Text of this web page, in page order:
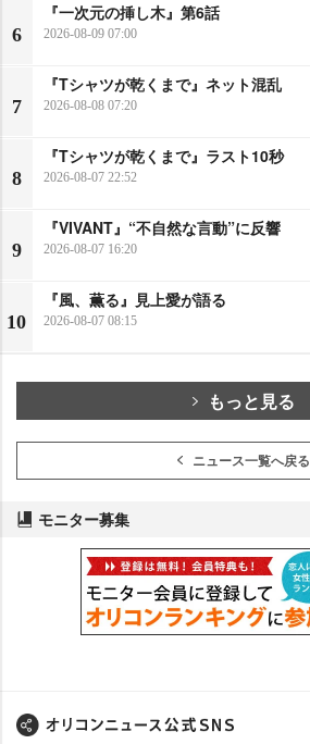
6
『一次元の挿し木』第6話
2026-08-09 07:00
7
『Tシャツが乾くまで』ネット混乱
2026-08-08 07:20
8
『Tシャツが乾くまで』ラスト10秒
2026-08-07 22:52
9
『VIVANT』“不自然な言動”に反響
2026-08-07 16:20
10
『風、薫る』見上愛が語る
2026-08-07 08:15
もっと見る
ニュース一覧へ戻る
モニター募集